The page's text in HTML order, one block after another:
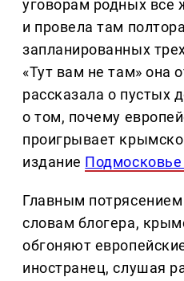
уговорам родных все
и провела там
запланированных
«Тут вам не там» она
рассказала о пустых
о том, почему
проигрывает
издание Подмосковье
Главным
словам блогера,
обгоняют
иностранец, слушая